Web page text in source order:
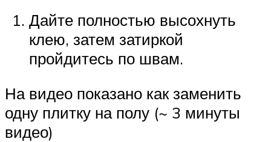
Дайте полностью высохнуть
клею, затем затиркой
пройдитесь по швам.
На видео показано как заменить
одну плитку на полу (~ 3 минуты
видео)